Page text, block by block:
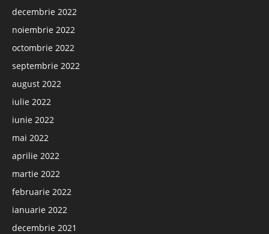
decembrie 2022
noiembrie 2022
octombrie 2022
septembrie 2022
august 2022
iulie 2022
iunie 2022
mai 2022
aprilie 2022
martie 2022
februarie 2022
ianuarie 2022
decembrie 2021